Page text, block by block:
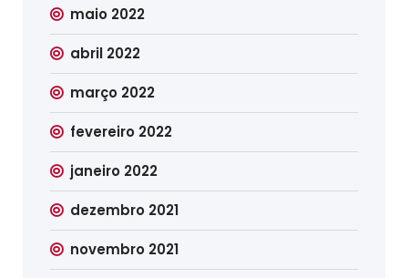
maio 2022
abril 2022
março 2022
fevereiro 2022
janeiro 2022
dezembro 2021
novembro 2021